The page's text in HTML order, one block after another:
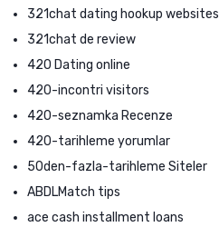
321chat dating hookup websites
321chat de review
420 Dating online
420-incontri visitors
420-seznamka Recenze
420-tarihleme yorumlar
50den-fazla-tarihleme Siteler
ABDLMatch tips
ace cash installment loans